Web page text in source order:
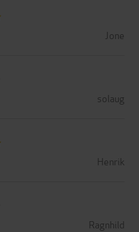
Jone
solaug
Henrik
Ragnhild